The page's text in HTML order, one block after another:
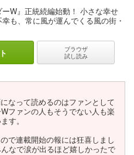
ーW』正統続編始動！ 小さな幸せ
も、常に風が運んでくる風の街・
ブラウザ
試し読み
なって読めるのはファンとして
ファンの人もそうでない人も楽
す。
で連載開始の報には狂喜しまし
なで涙が出るほど嬉しかったで